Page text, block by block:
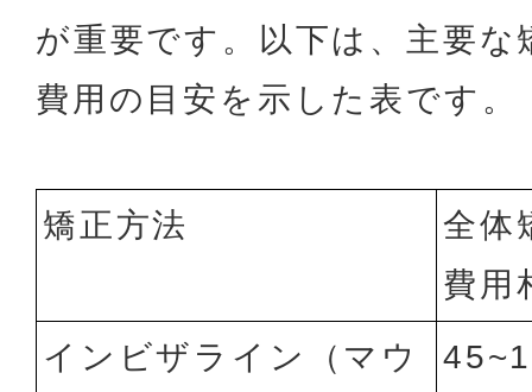
が重要です。以下は、主要
費用の目安を示した表です。
矯正方法
全体
費用
インビザライン（マウ